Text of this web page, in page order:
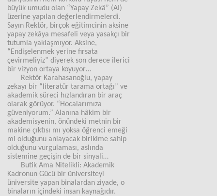
büyük umudu olan “Yapay Zekâ” (AI)
üzerine yapılan değerlendirmelerdi.
Sayın Rektör, birçok eğitimcinin aksine
yapay zekâya mesafeli veya yasakçı bir
tutumla yaklaşmıyor. Aksine,
“Endişelenmek yerine fırsata
çevirmeliyiz” diyerek son derece ilerici
bir vizyon ortaya koyuyor…
Rektör Karahasanoğlu, yapay
zekayı bir “literatür tarama ortağı” ve
akademik süreci hızlandıran bir araç
olarak görüyor. “Hocalarımıza
güveniyorum.” Alanına hâkim bir
akademisyenin, önündeki metnin bir
makine çıktısı mı yoksa öğrenci emeği
mi olduğunu anlayacak birikime sahip
olduğunu vurgulaması, aslında
sistemine geçişin de bir sinyali…
Butik Ama Nitelikli: Akademik
Kadronun Gücü bir üniversiteyi
üniversite yapan binalardan ziyade, o
binaların içindeki insan kaynağıdır.